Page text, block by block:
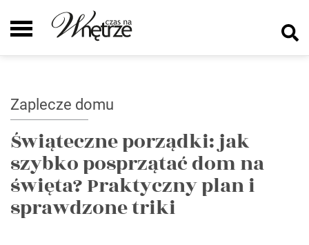
Zaplecze domu
Świąteczne porządki: jak
szybko posprzątać dom na
święta? Praktyczny plan i
sprawdzone triki